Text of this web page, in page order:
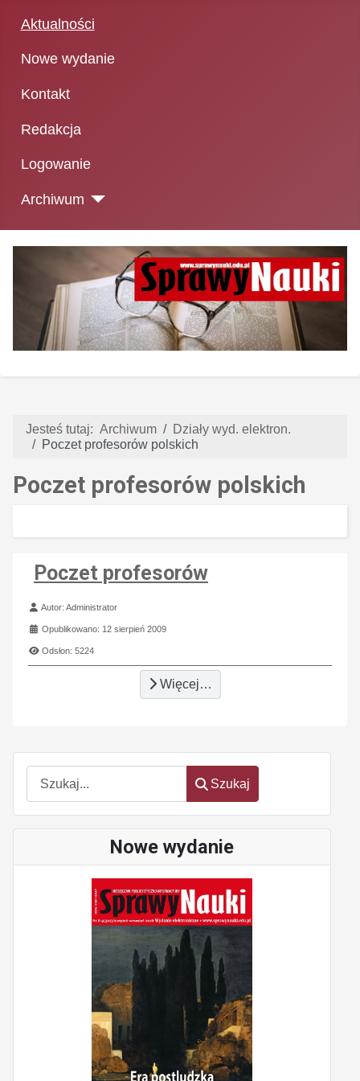
Aktualności
Nowe wydanie
Kontakt
Redakcja
Logowanie
Archiwum
Szukaj
Szukaj
Nowe wydanie
Jesteś tutaj: Archiwum
Działy wyd. elektron.
Poczet profesorów polskich
Poczet profesorów polskich
Poczet profesorów
Szczegóły
Autor:Administrator
Opublikowano: 12 sierpień 2009
Odsłon: 5224
Więcej…